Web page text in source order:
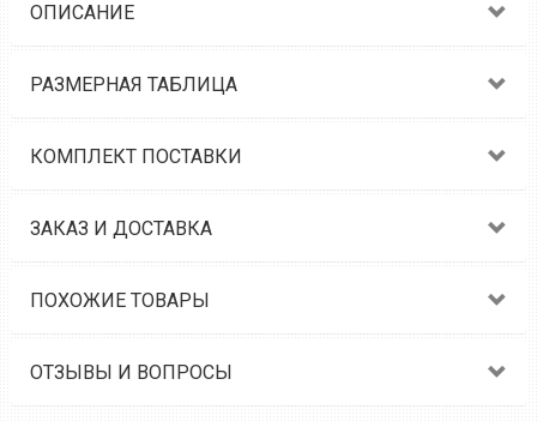
ОПИСАНИЕ
РАЗМЕРНАЯ ТАБЛИЦА
КОМПЛЕКТ ПОСТАВКИ
ЗАКАЗ И ДОСТАВКА
ПОХОЖИЕ ТОВАРЫ
ОТЗЫВЫ И ВОПРОСЫ